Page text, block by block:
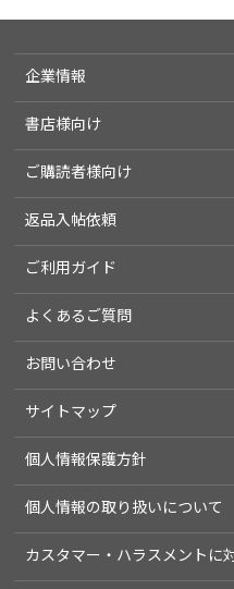
企業情報
書店様向け
ご購読者様向け
返品入帖依頼
ご利用ガイド
よくあるご質問
お問い合わせ
サイトマップ
個人情報保護方針
個人情報の取り扱いについて
カスタマー・ハラスメントに